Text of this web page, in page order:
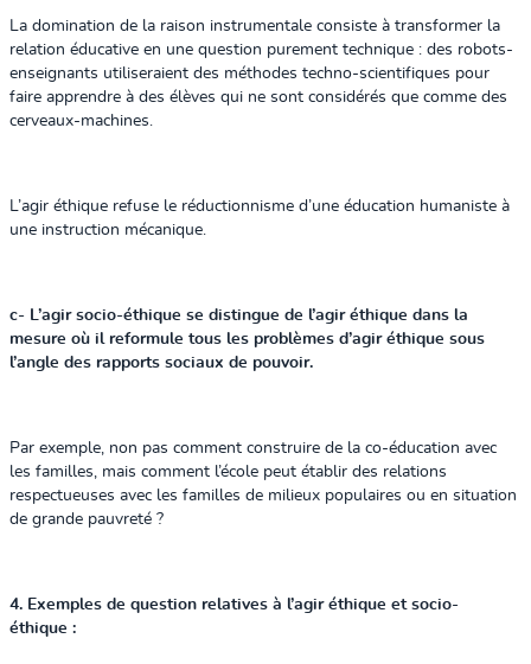
La domination de la raison instrumentale consiste à transformer la
relation éducative en une question purement technique : des robots-
enseignants utiliseraient des méthodes techno-scientifiques pour
faire apprendre à des élèves qui ne sont considérés que comme des
cerveaux-machines.
L’agir éthique refuse le réductionnisme d’une éducation humaniste à
une instruction mécanique.
c- L’agir socio-éthique se distingue de l’agir éthique dans la
mesure où il reformule tous les problèmes d’agir éthique sous
l’angle des rapports sociaux de pouvoir.
Par exemple, non pas comment construire de la co-éducation avec
les familles, mais comment l’école peut établir des relations
respectueuses avec les familles de milieux populaires ou en situation
de grande pauvreté ?
4. Exemples de question relatives à l’agir éthique et socio-
éthique :